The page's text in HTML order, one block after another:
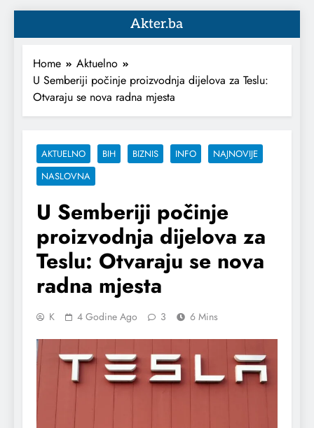
Akter.ba
Home
Aktuelno
U Semberiji počinje proizvodnja dijelova za Teslu:
Otvaraju se nova radna mjesta
AKTUELNO BIH BIZNIS INFO
NAJNOVIJE
NASLOVNA
U Semberiji počinje
proizvodnja dijelova za
Teslu: Otvaraju se nova
radna mjesta
K 4 Godine Ago 3 6 Mins